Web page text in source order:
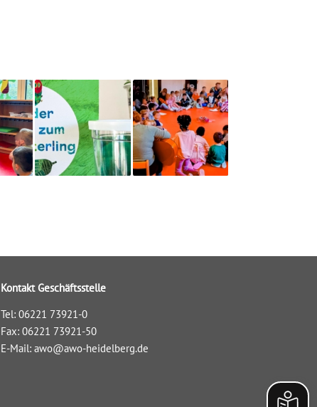
Kontakt Geschäftsstelle
Tel: 06221 73921-0
Fax: 06221 73921-50
E-Mail:awo@awo-heidelberg.de